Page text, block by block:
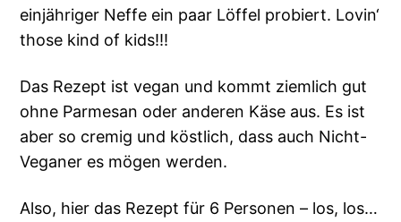
einjähriger Neffe ein paar Löffel probiert. Lovin‘
those kind of kids!!!
Das Rezept ist vegan und kommt ziemlich gut
ohne Parmesan oder anderen Käse aus. Es ist
aber so cremig und köstlich, dass auch Nicht-
Veganer es mögen werden.
Also, hier das Rezept für 6 Personen – los, los…